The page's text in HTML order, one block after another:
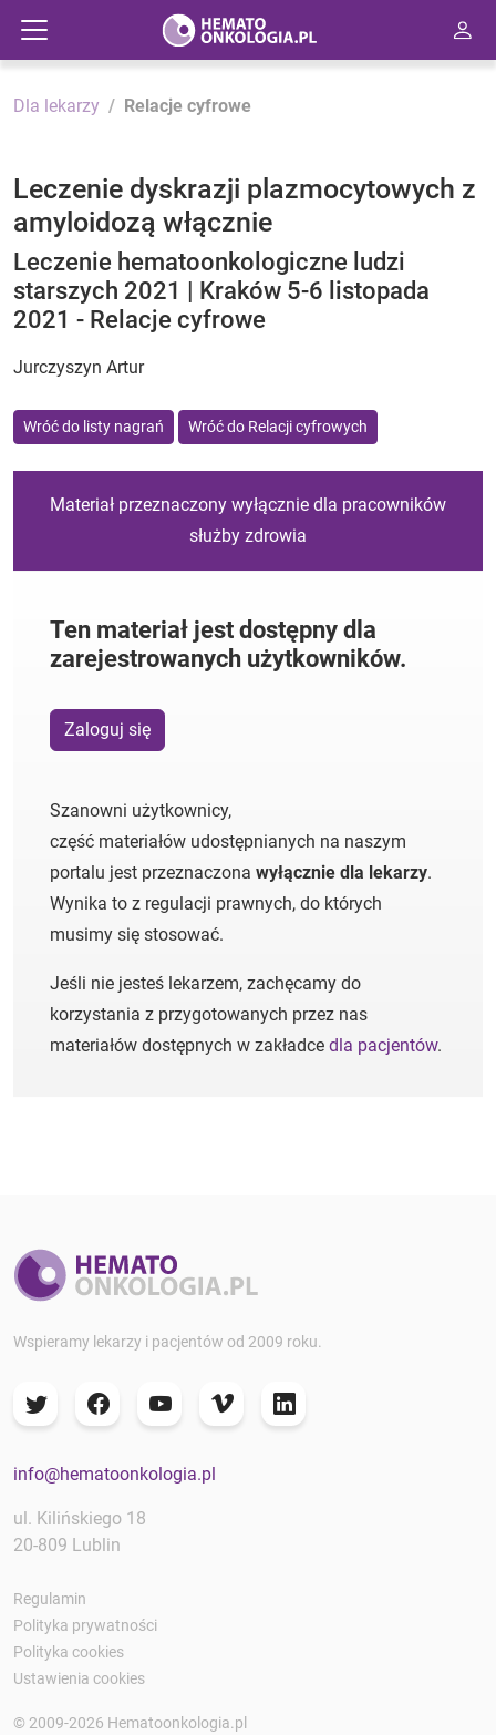
Dla lekarzy Relacje cyfrowe
Leczenie dyskrazji plazmocytowych z
amyloidozą włącznie
Leczenie hematoonkologiczne ludzi
starszych 2021 | Kraków 5-6 listopada
2021 - Relacje cyfrowe
Jurczyszyn Artur
Wróć do listy nagrań Wróć do Relacji cyfrowych
Materiał przeznaczony wyłącznie dla pracowników
służby zdrowia
Ten materiał jest dostępny dla
zarejestrowanych użytkowników.
Zaloguj się
Szanowni użytkownicy,
część materiałów udostępnianych na naszym
portalu jest przeznaczona wyłącznie dla lekarzy.
Wynika to z regulacji prawnych, do których
musimy się stosować.
Jeśli nie jesteś lekarzem, zachęcamy do
korzystania z przygotowanych przez nas
materiałów dostępnych w zakładce dla pacjentów.
Wspieramy lekarzy i pacjentów od 2009 roku.
info@hematoonkologia.pl
ul. Kilińskiego 18
20-809 Lublin
Regulamin
Polityka prywatności
Polityka cookies
Ustawienia cookies
© 2009-2026 Hematoonkologia.pl